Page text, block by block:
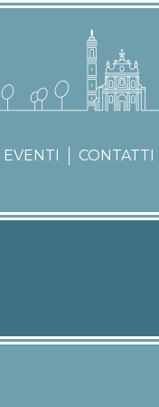
Salta
EVENTI CONTATTI